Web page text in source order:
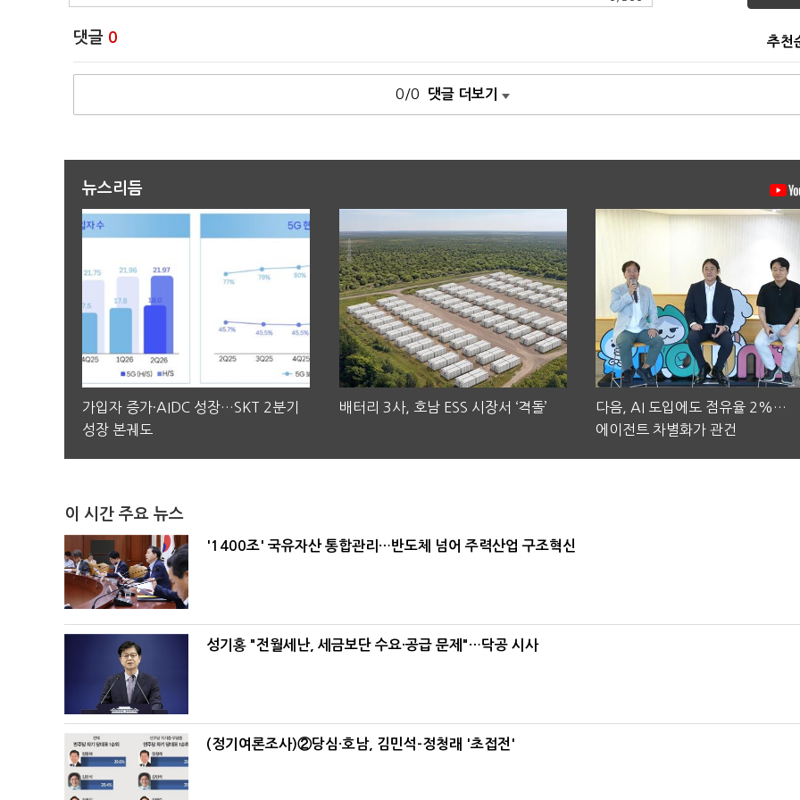
댓글 0 추천
0/0 댓글 더보기
뉴스리듬
가입자 증가·AIDC 성장…SKT 2분기
성장 본궤도
배터리 3사, 호남 ESS 시장서 ‘격돌’
다음, AI 도입에도 점유율 2%…
에이전트 차별화가 관건
이 시간 주요 뉴스
'1400조' 국유자산 통합관리…반도체 넘어 주력산업 구조혁신
성기홍 "전월세난, 세금보단 수요·공급 문제"…닥공 시사
(정기여론조사)②당심·호남, 김민석-정청래 '초접전'